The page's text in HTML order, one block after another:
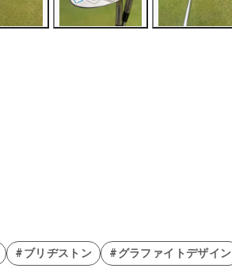
#ブリヂストン
#グラファイトデザイン